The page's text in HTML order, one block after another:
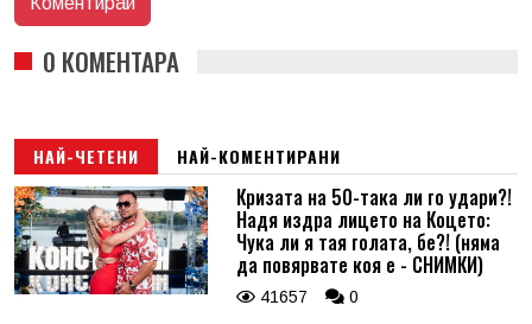
0 КОМЕНТАРА
НАЙ-ЧЕТЕНИ НАЙ-КОМЕНТИРАНИ
Кризата на 50-така ли го удари?!
Надя издра лицето на Коцето:
Чука ли я тая голата, бе?! (няма
да повярвате коя е - СНИМКИ)
41657 0